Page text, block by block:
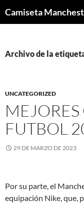
Camiseta
Archivo de la
UNCATEGORIZED
FUTBOL
29 DE MARZO DE 2023
Por su parte, el
equipación Nike, que,